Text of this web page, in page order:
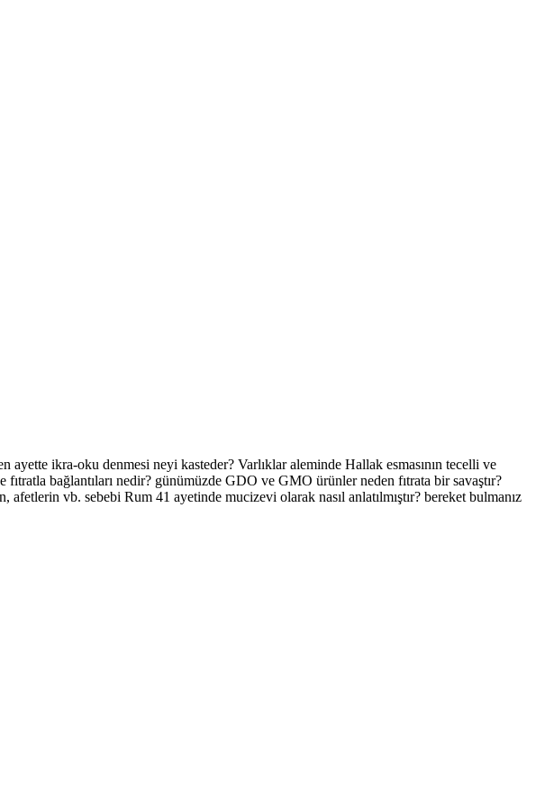
ikra-oku denmesi neyi kasteder? Varlıklar aleminde Hallak esmasının tecelli ve
bağlantıları nedir? günümüzde GDO ve GMO ürünler neden fıtrata bir savaştır?
afetlerin vb. sebebi Rum 41 ayetinde mucizevi olarak nasıl anlatılmıştır? bereket bulmanız